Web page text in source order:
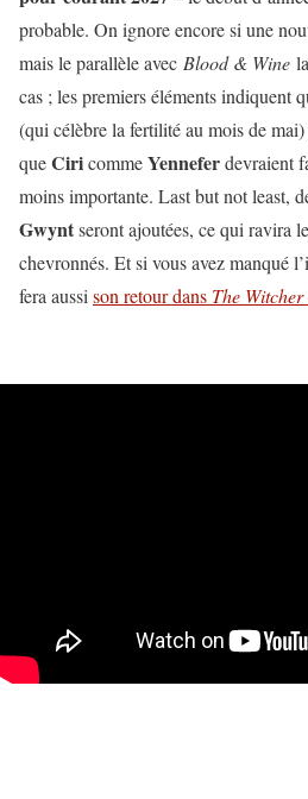
probable. On ignore encore si une
mais le parallèle avec Blood & Wine
cas ; les premiers éléments indiquent
(qui célèbre la fertilité au mois de
queCiricommeYenneferdevraient
moins importante. Last but not least,
Gwyntseront ajoutées, ce qui ravira
chevronnés. Et si vous avez manqué
fera aussi son retour dans The Witcher